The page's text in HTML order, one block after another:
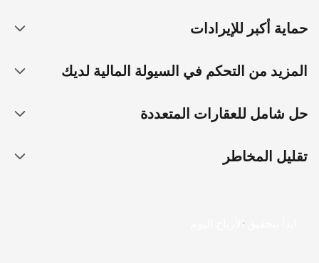
حماية أكبر للإيرادات
المزيد من التحكم في السيولة المالية لديك
حل شامل للعقارات المتعددة
تقليل المخاطر
ابدأ بتحقيق الأرباح اليوم